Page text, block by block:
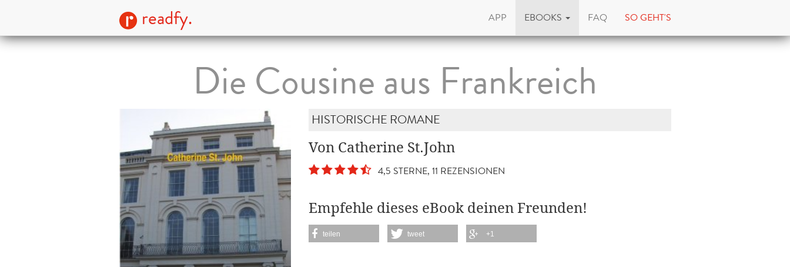
readfy. APP EBOOKS FAQ SO GEHT'S
Die Cousine aus Frankreich
HISTORISCHE ROMANE
Von Catherine St.John
4,5 STERNE, 11 REZENSIONEN
Empfehle dieses eBook deinen Freunden!
teilen tweet +1